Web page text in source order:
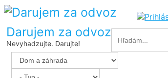
Darujem za odvoz
Nevyhadzujte. Darujte!